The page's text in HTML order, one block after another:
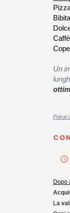
Un
Potrai
access_time
Dopo
La